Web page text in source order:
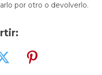
por otro o devolverlo.